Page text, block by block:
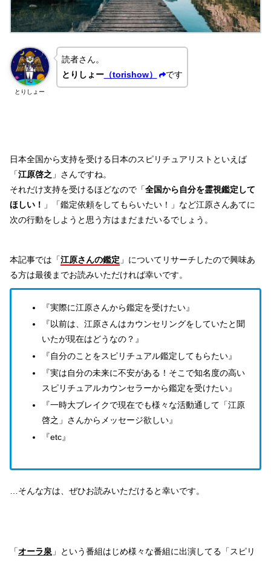
とりしょー
読者さん。
とりしょー（torishow） です
日本全国から支持を受ける日本のスピリチュアリストといえば
「江原啓之 」さんですね。
それだけ支持を受けるほどなので「全国から自分を霊視鑑定して
ほしい！
」「鑑定依頼をしてもらいたい！」など江原さんあてに
次の行動をしようと思う方はまだまだいるでしょう。
本記事では「江原さんの鑑定 」についてリサーチしたので興味あ
る方は最後までお読みいただければ幸いです。
『実際に江原さんから鑑定を受けたい』
『以前は、江原さんはカウンセリングをしていたと聞
いたが現在はどうなの？』
『自分のことをスピリチュアル鑑定してもらたい』
『実は自分の未来に不安がある！そこで知名度の高い
スピリチュアルカウンセラーから鑑定を受けたい』
『一時大ブレイクで現在でも様々な活動通して「江原
啓之」さんからメッセージ欲しい』
『etc』
…そんな方は、ぜひお読みいただけると幸いです。
「オーラ泉 」という番組はじめ様々な番組に出演してる「スピリ